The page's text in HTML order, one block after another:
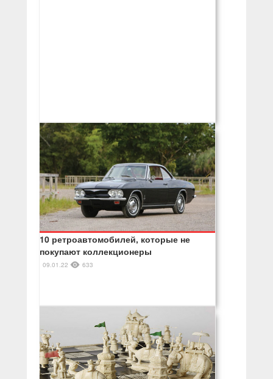
10 ретроавтомобилей, которые не
покупают коллекционеры
09.01.22 633